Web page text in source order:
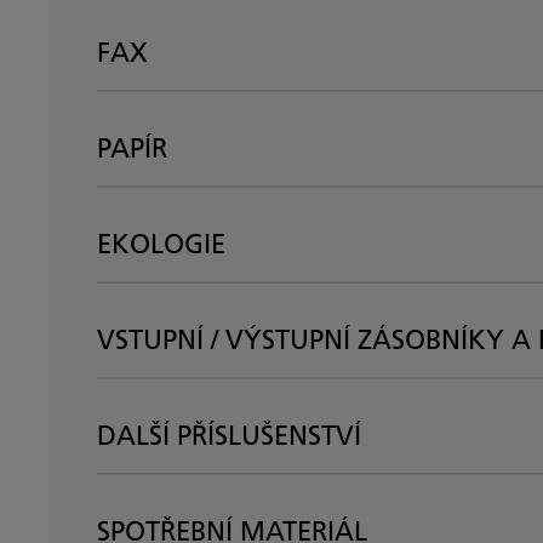
FAX
PAPÍR
EKOLOGIE
VSTUPNÍ / VÝSTUPNÍ ZÁSOBNÍKY A
DALŠÍ PŘÍSLUŠENSTVÍ
SPOTŘEBNÍ MATERIÁL